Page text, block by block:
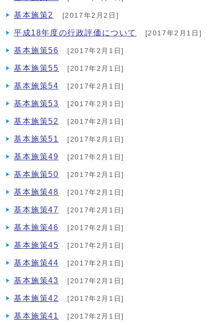
基本施策2 [2017年2月2日]
平成18年度の行政評価について [2017年2月1日]
基本施策56 [2017年2月1日]
基本施策55 [2017年2月1日]
基本施策54 [2017年2月1日]
基本施策53 [2017年2月1日]
基本施策52 [2017年2月1日]
基本施策51 [2017年2月1日]
基本施策49 [2017年2月1日]
基本施策50 [2017年2月1日]
基本施策48 [2017年2月1日]
基本施策47 [2017年2月1日]
基本施策46 [2017年2月1日]
基本施策45 [2017年2月1日]
基本施策44 [2017年2月1日]
基本施策43 [2017年2月1日]
基本施策42 [2017年2月1日]
基本施策41 [2017年2月1日]